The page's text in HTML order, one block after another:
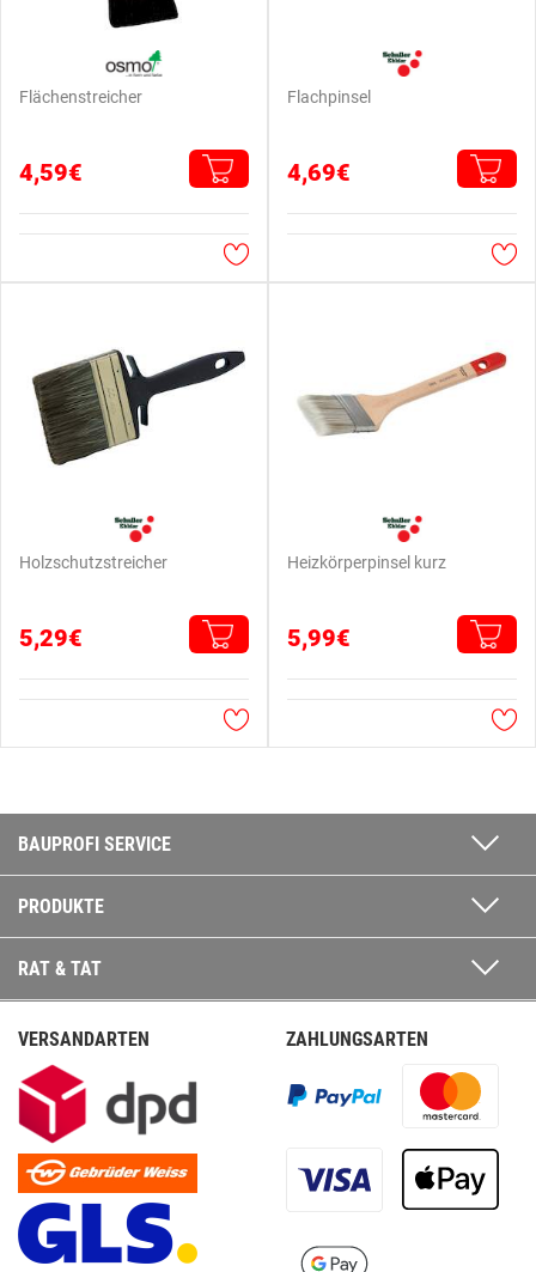
Flächenstreicher
4,59€
Flachpinsel
4,69€
Holzschutzstreicher
5,29€
Heizkörperpinsel kurz
5,99€
BAUPROFI SERVICE
PRODUKTE
RAT & TAT
VERSANDARTEN ZAHLUNGSARTEN